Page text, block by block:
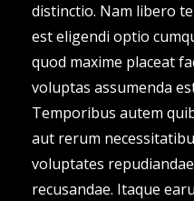
distinctio. Nam libero
est eligendi optio
quod maxime placeat
voluptas assumenda
Temporibus autem
aut rerum
voluptates
recusandae. Itaque